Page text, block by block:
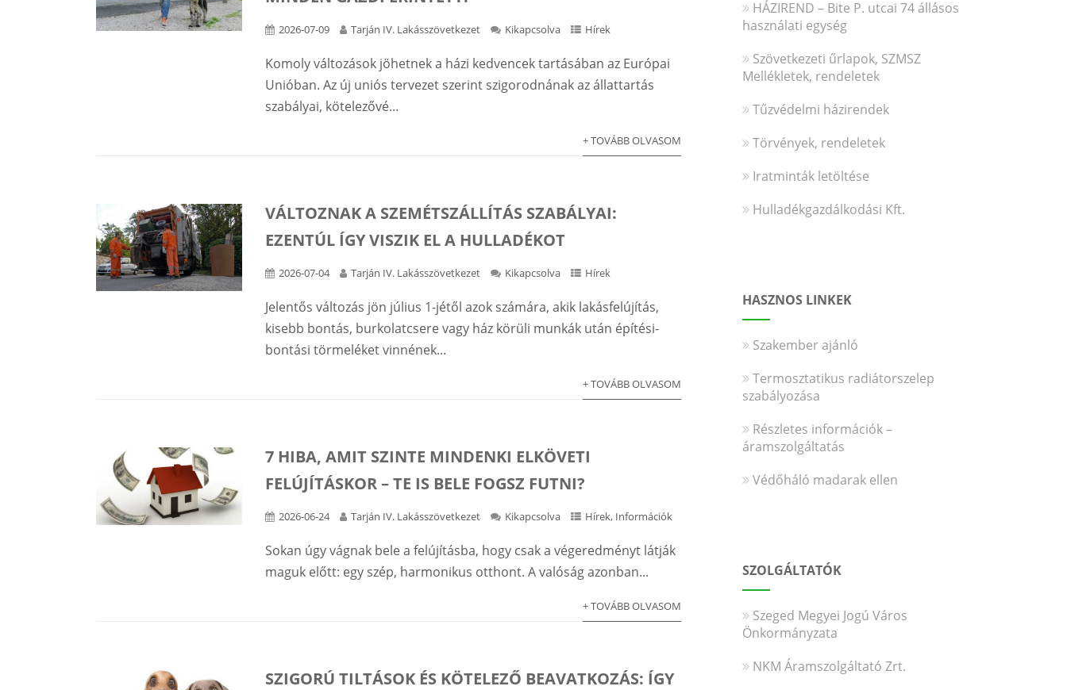
2026-07-09 Tarján IV. Lakásszövetkezet Kikapcsolva Hírek
Komoly változások jöhetnek a házi kedvencek tartásában az Európai
Unióban. Az új uniós tervezet szerint szigorodnának az állattartás
szabályai, kötelezővé...
+ TOVÁBB OLVASOM
VÁLTOZNAK A SZEMÉTSZÁLLÍTÁS SZABÁLYAI:
EZENTÚL ÍGY VISZIK EL A HULLADÉKOT
2026-07-04 Tarján IV. Lakásszövetkezet Kikapcsolva Hírek
Jelentős változás jön július 1-jétől azok számára, akik lakásfelújítás,
kisebb bontás, burkolatcsere vagy ház körüli munkák után építési-
bontási törmeléket vinnének...
+ TOVÁBB OLVASOM
7 HIBA, AMIT SZINTE MINDENKI ELKÖVETI
FELÚJÍTÁSKOR – TE IS BELE FOGSZ FUTNI?
2026-06-24 Tarján IV. Lakásszövetkezet Kikapcsolva Hírek, Információk
Sokan úgy vágnak bele a felújításba, hogy csak a végeredményt látják
maguk előtt: egy szép, harmonikus otthont. A valóság azonban...
+ TOVÁBB OLVASOM
SZIGORÚ TILTÁSOK ÉS KÖTELEZŐ BEAVATKOZÁS: ÍGY
HÁZIREND – Bite P. utcai 74 állásos
használati egység
Szövetkezeti űrlapok, SZMSZ
Mellékletek, rendeletek
Tűzvédelmi házirendek
Törvények, rendeletek
Iratminták letöltése
Hulladékgazdálkodási Kft.
HASZNOS LINKEK
Szakember ajánló
Termosztatikus radiátorszelep
szabályozása
Részletes információk –
áramszolgáltatás
Védőháló madarak ellen
SZOLGÁLTATÓK
Szeged Megyei Jogú Város
Önkormányzata
NKM Áramszolgáltató Zrt.